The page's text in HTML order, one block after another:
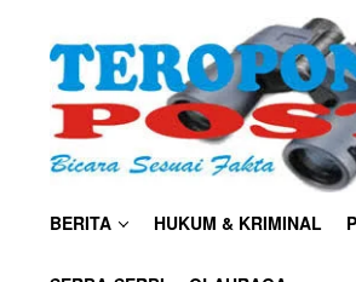
BERITA HUKUM & KRIMINAL